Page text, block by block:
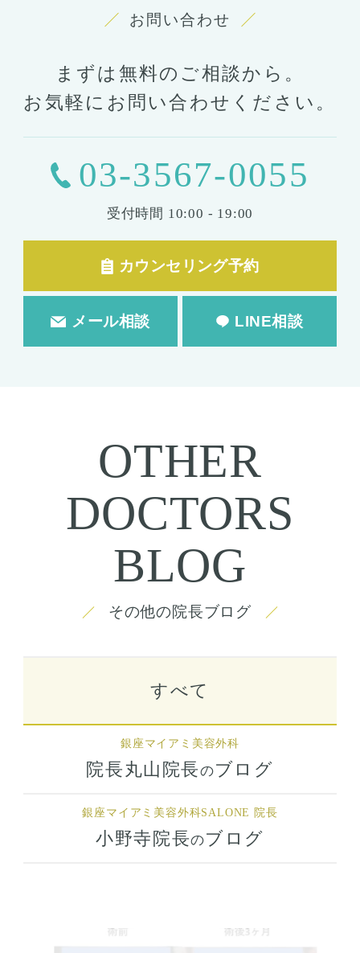
お問い合わせ
まずは無料のご相談から。
お気軽にお問い合わせください。
03-3567-0055
受付時間 10:00 - 19:00
カウンセリング予約
メール相談 LINE相談
OTHER
DOCTORS
BLOG
その他の院長ブログ
すべて
銀座マイアミ美容外科
院長丸山院長のブログ
銀座マイアミ美容外科SALONE 院長
小野寺院長のブログ